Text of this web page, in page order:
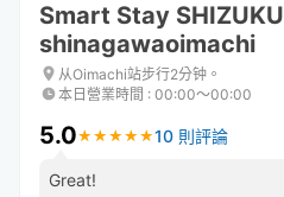
Smart Stay SHIZUKU
shinagawaoimachi
从Oimachi站步行2分钟。
本日營業時間 : 00:00〜00:00
5.0★ ★ ★ ★ ★
★ ★ ★ ★ ★10 則評論
Great!